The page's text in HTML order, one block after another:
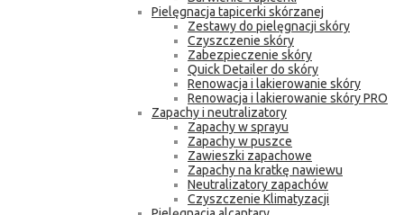
Pielęgnacja tapicerki skórzanej
Zestawy do pielęgnacji skóry
Czyszczenie skóry
Zabezpieczenie skóry
Quick Detailer do skóry
Renowacja i lakierowanie skóry
Renowacja i lakierowanie skóry PRO
Zapachy i neutralizatory
Zapachy w sprayu
Zapachy w puszce
Zawieszki zapachowe
Zapachy na kratkę nawiewu
Neutralizatory zapachów
Czyszczenie Klimatyzacji